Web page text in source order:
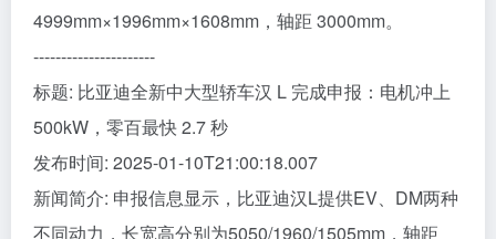
4999mm×1996mm×1608mm，轴距 3000mm。
----------------------
标题: 比亚迪全新中大型轿车汉 L 完成申报：电机冲上
500kW，零百最快 2.7 秒
发布时间: 2025-01-10T21:00:18.007
新闻简介: 申报信息显示，比亚迪汉L提供EV、DM两种
不同动力，长宽高分别为5050/1960/1505mm，轴距